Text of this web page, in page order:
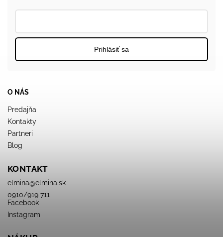
O NÁS
Predajňa
Kontakty
Partneri
Blog
KONTAKT
elmina@elmina.sk
0910/919 711
Facebook
Instagram
Prihlásiť sa